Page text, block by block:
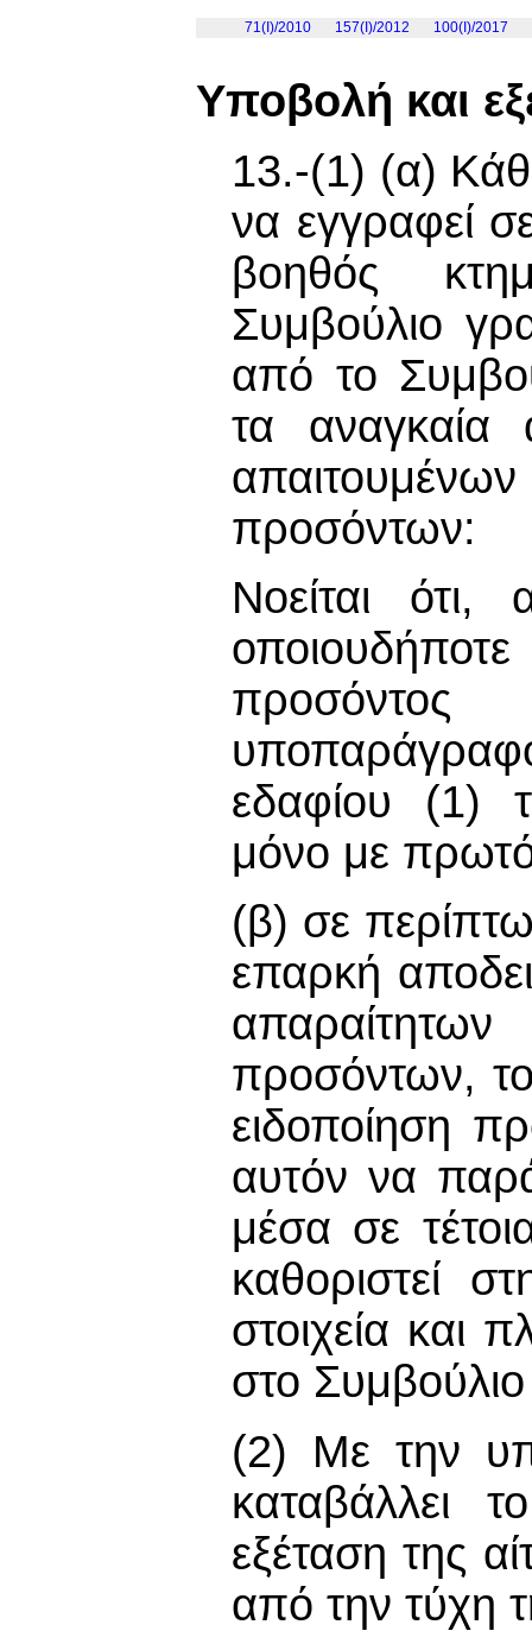
71(I)/2010 157(I)/2012 100(I)/2017
Υποβολή και
13.-(1) (α)
να εγγραφεί
βοηθός
Συμβούλιο
από το
τα αναγκαία
προσόντων:
Νοείται ότι,
εδαφίου (1)
μόνο με
(β) σε
επαρκή
προσόντων,
ειδοποίηση
αυτόν να
μέσα σε
καθοριστεί
στοιχεία και
στο Συμβούλιο
(2) Με την
καταβάλλει
εξέταση της
από την τύχη